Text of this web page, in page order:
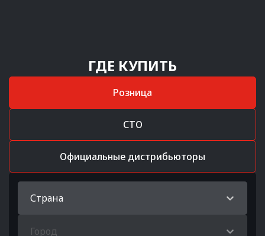
ГДЕ КУПИТЬ
Розница
СТО
Официальные дистрибьюторы
Страна
Город